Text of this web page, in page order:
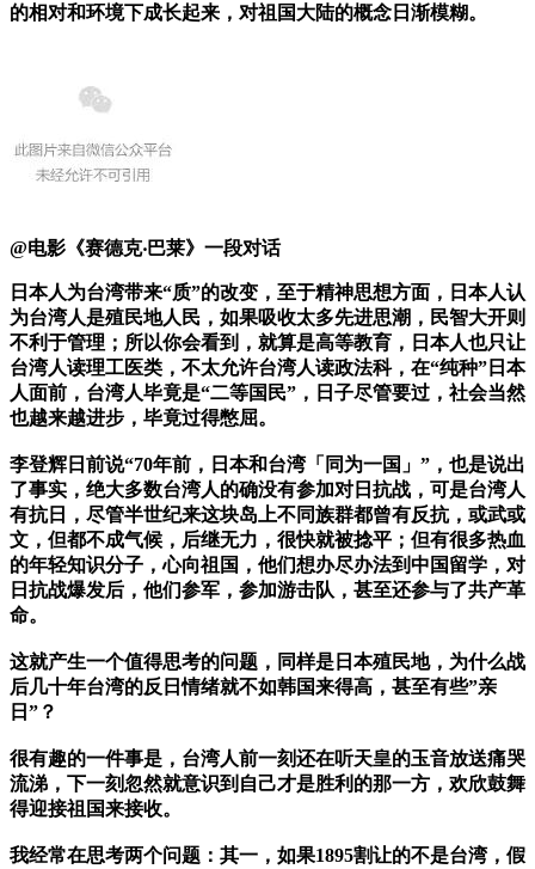
的相对和环境下成长起来，对祖国大陆的概念日渐模糊。
@电影《赛德克‧巴莱》一段对话
日本人为台湾带来“质”的改变，至于精神思想方面，日本人认
为台湾人是殖民地人民，如果吸收太多先进思潮，民智大开则
不利于管理；所以你会看到，就算是高等教育，日本人也只让
台湾人读理工医类，不太允许台湾人读政法科，在“纯种”日本
人面前，台湾人毕竟是“二等国民”，日子尽管要过，社会当然
也越来越进步，毕竟过得憋屈。
李登辉日前说“70年前，日本和台湾「同为一国」”，也是说出
了事实，绝大多数台湾人的确没有参加对日抗战，可是台湾人
有抗日，尽管半世纪来这块岛上不同族群都曾有反抗，或武或
文，但都不成气候，后继无力，很快就被捻平；但有很多热血
的年轻知识分子，心向祖国，他们想办尽办法到中国留学，对
日抗战爆发后，他们参军，参加游击队，甚至还参与了共产革
命。
这就产生一个值得思考的问题，同样是日本殖民地，为什么战
后几十年台湾的反日情绪就不如韩国来得高，甚至有些”亲
日”？
很有趣的一件事是，台湾人前一刻还在听天皇的玉音放送痛哭
流涕，下一刻忽然就意识到自己才是胜利的那一方，欢欣鼓舞
得迎接祖国来接收。
我经常在思考两个问题：其一，如果1895割让的不是台湾，假